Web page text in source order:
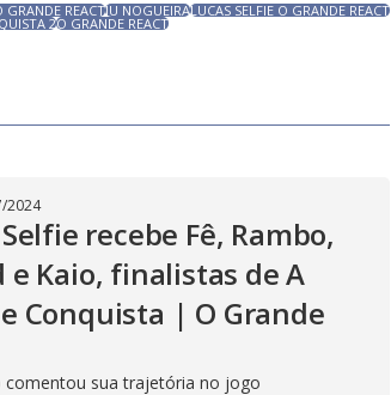
GRANDE REACTJU NOGUEIRALUCAS SELFIE O GRANDE REACT
2O GRANDE REACT
2024
recebe Fê, Rambo,
e Kaio, finalistas de A
Conquista | O Grande
comentou sua trajetória no jogo